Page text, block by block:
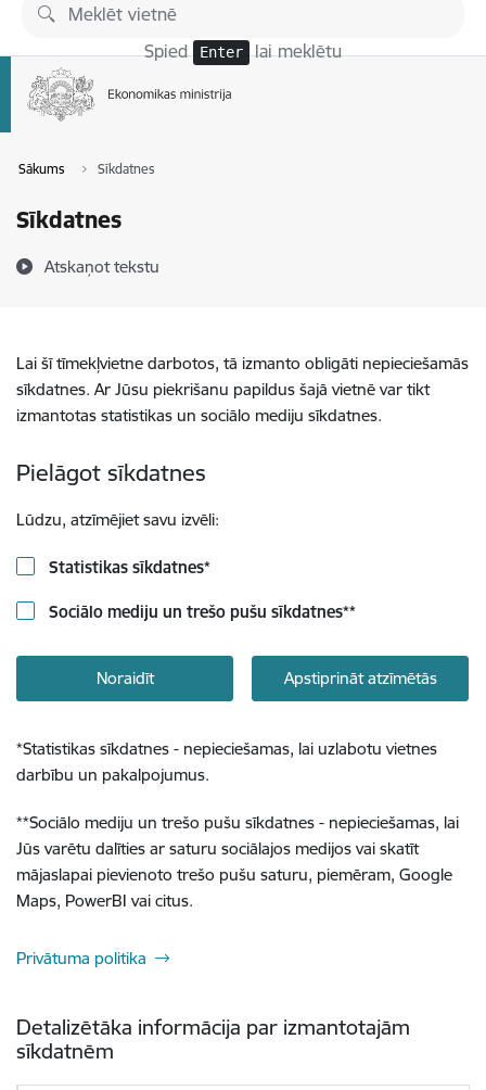
Pāriet uz lapas saturu
Spied Enter lai meklētu
Sākums Sīkdatnes
Sīkdatnes
Atskaņot tekstu
Lai šī tīmekļvietne darbotos, tā izmanto obligāti nepieciešamās
sīkdatnes. Ar Jūsu piekrišanu papildus šajā vietnē var tikt
izmantotas statistikas un sociālo mediju sīkdatnes.
Pielāgot sīkdatnes
Lūdzu, atzīmējiet savu izvēli:
Statistikas sīkdatnes*
Sociālo mediju un trešo pušu sīkdatnes**
Noraidīt Apstiprināt atzīmētās
*Statistikas sīkdatnes - nepieciešamas, lai uzlabotu vietnes
darbību un pakalpojumus.
**Sociālo mediju un trešo pušu sīkdatnes - nepieciešamas, lai
Jūs varētu dalīties ar saturu sociālajos medijos vai skatīt
mājaslapai pievienoto trešo pušu saturu, piemēram, Google
Maps, PowerBI vai citus.
Privātuma politika
Detalizētāka informācija par izmantotajām
sīkdatnēm